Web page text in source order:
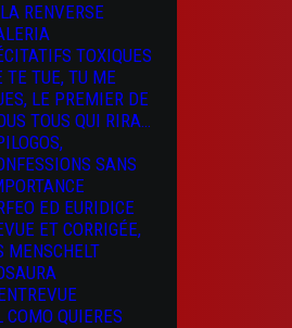
RENVERSE
TOXIQUES
TE TUE, TU ME
LE PREMIER DE
TOUS QUI RIRA…
SANS
ED EURIDICE
ET CORRIGÉE,
MENSCHELT
COMO QUIERES